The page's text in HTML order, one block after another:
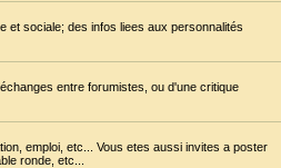
et sociale; des infos liees aux personnalités
entre forumistes, ou d'une critique
emploi, etc... Vous etes aussi invites a poster
ronde, etc...